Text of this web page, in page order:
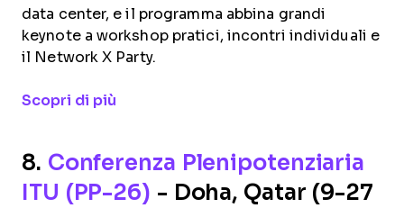
data center, e il programma abbina grandi
keynote a workshop pratici, incontri individuali e
il Network X Party.
Scopri di più
8. Conferenza Plenipotenziaria
ITU (PP-26) - Doha, Qatar (9-27